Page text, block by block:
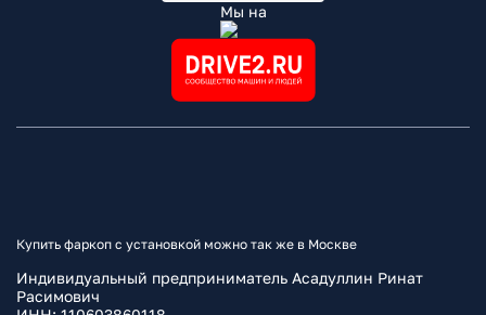
Мы на
Купить фаркоп с установкой можно так же в Москве
Индивидуальный предприниматель Асадуллин Ринат
Расимович